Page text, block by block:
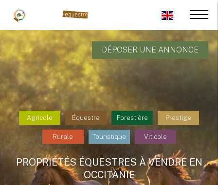
DÉPOSER UNE ANNONCE
Agricole Équestre Forestière Prestige
Rurale Touristique Viticole
PROPRIÉTÉS ÉQUESTRES À VENDRE EN
OCCITANIE